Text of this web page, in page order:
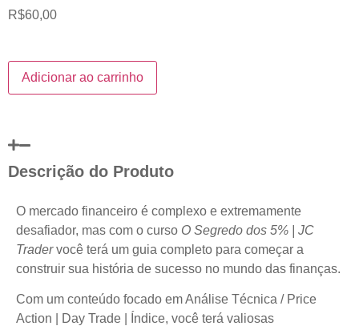
R$60,00
Adicionar ao carrinho
Descrição do Produto
O mercado financeiro é complexo e extremamente
desafiador, mas com o curso O Segredo dos 5% | JC
Tradervocê terá um guia completo para começar a
construir sua história de sucesso no mundo das finanças.
Com um conteúdo focado em Análise Técnica / Price
Action | Day Trade | Índice, você terá valiosas